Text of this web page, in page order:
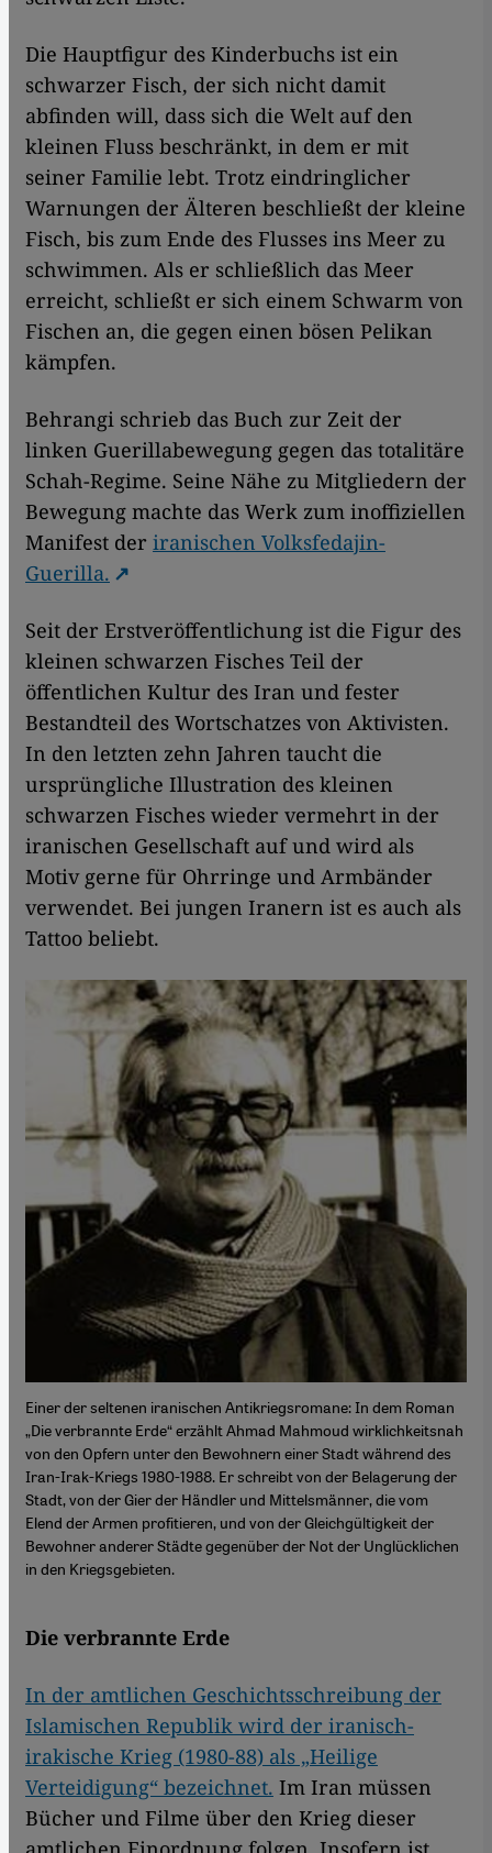
Die Hauptfigur des Kinderbuchs ist ein
schwarzer Fisch, der sich nicht damit
abfinden will, dass sich die Welt auf den
kleinen Fluss beschränkt, in dem er mit
seiner Familie lebt. Trotz eindringlicher
Warnungen der Älteren beschließt der kleine
Fisch, bis zum Ende des Flusses ins Meer zu
schwimmen. Als er schließlich das Meer
erreicht, schließt er sich einem Schwarm von
Fischen an, die gegen einen bösen Pelikan
kämpfen.
Behrangi schrieb das Buch zur Zeit der
linken Guerillabewegung gegen das totalitäre
Schah-Regime. Seine Nähe zu Mitgliedern der
Bewegung machte das Werk zum inoffiziellen
Manifest der iranischen Volksfedajin-
Guerilla.
Seit der Erstveröffentlichung ist die Figur des
kleinen schwarzen Fisches Teil der
öffentlichen Kultur des Iran und fester
Bestandteil des Wortschatzes von Aktivisten.
In den letzten zehn Jahren taucht die
ursprüngliche Illustration des kleinen
schwarzen Fisches wieder vermehrt in der
iranischen Gesellschaft auf und wird als
Motiv gerne für Ohrringe und Armbänder
verwendet. Bei jungen Iranern ist es auch als
Tattoo beliebt.
Einer der seltenen iranischen Antikriegsromane: In dem Roman
„Die verbrannte Erde“ erzählt Ahmad Mahmoud wirklichkeitsnah
von den Opfern unter den Bewohnern einer Stadt während des
Iran-Irak-Kriegs 1980-1988. Er schreibt von der Belagerung der
Stadt, von der Gier der Händler und Mittelsmänner, die vom
Elend der Armen profitieren, und von der Gleichgültigkeit der
Bewohner anderer Städte gegenüber der Not der Unglücklichen
in den Kriegsgebieten.
Die verbrannte Erde
In der amtlichen Geschichtsschreibung der
Islamischen Republik wird der iranisch-
irakische Krieg (1980-88) als „Heilige
Verteidigung“ bezeichnet. Im Iran müssen
Bücher und Filme über den Krieg dieser